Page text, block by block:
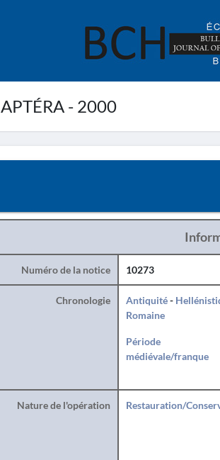
APTÉRA - 2000
Numéro de la notice 10273
Chronologie Antiquité-
Romaine
Période
médiévale/franque
Nature de l'opération Restauration/